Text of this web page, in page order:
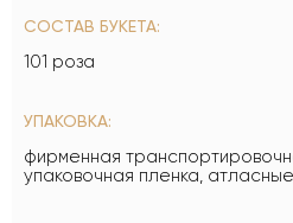
СОСТАВ БУКЕТА:
101 роза
УПАКОВКА:
фирменная
упаковочная пленка,